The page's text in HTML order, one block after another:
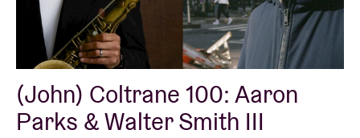
Zaalhuur
BRDCST
(John) Coltrane 100: Aaron
Parks & Walter Smith III